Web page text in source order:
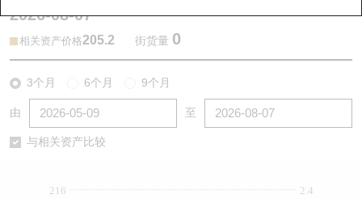
2026-08-07
相关资产价格205.2 街货量 0
3个月 6个月 9个月
由 至
与相关资产比较
2.4
216
认股证分析仪
认股证/牛熊证日志
新发行瑞银牛熊证
牛熊证到期结算价查找
街货统计
科指成份股
中资ETFs溢价比较
牛熊证投资者教育